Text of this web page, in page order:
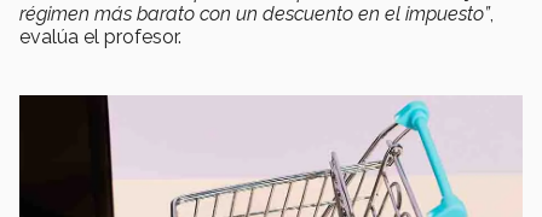
régimen más barato con un descuento en el impuesto”,
evalúa el profesor.